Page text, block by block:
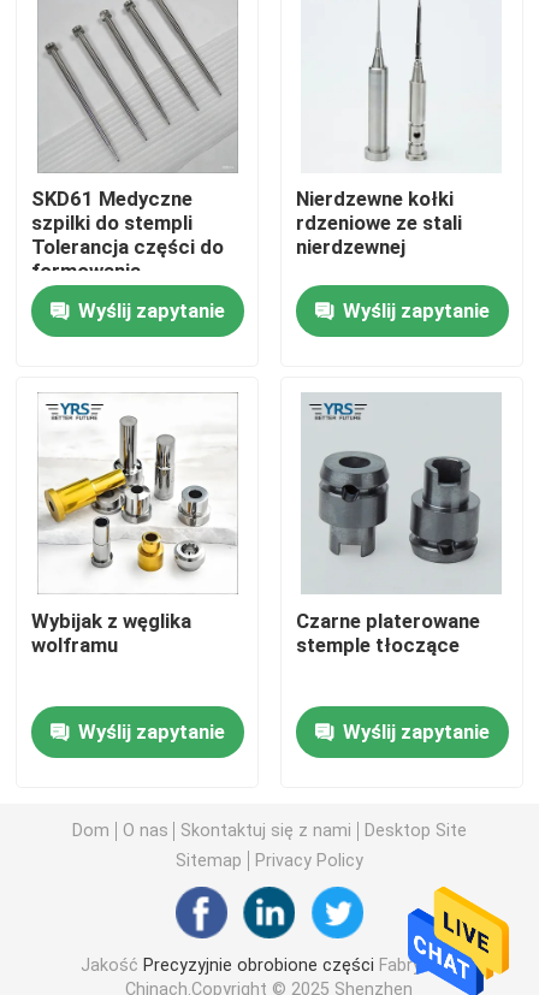
Kontrola jakości
Skontaktuj się z nami
Aktualności
Sprawy
Części obrabiane CNC
Obrabiane części metalowe
Maszyna serwoprasowa
Części do tokarek CNC
Precyzyjne części toczone
Części z tworzyw sztucznych
Części do form wtryskowych
SKD61 Medyczne
szpilki do stempli
Tolerancja części do
formowania
wtryskowego 0,005
mm Wyślij zapytanie
Nierdzewne kołki
rdzeniowe ze stali
nierdzewnej
Wyślij zapytanie
Wybijak z węglika
wolframu
Wyślij zapytanie
Czarne platerowane
stemple tłoczące
Wyślij zapytanie
Dom O nas Skontaktuj się z nami
Desktop Site
Sitemap
Privacy Policy
Jakość Precyzyjnie obrobione części Fabryka w
Chinach.Copyright © 2025 Shenzhen